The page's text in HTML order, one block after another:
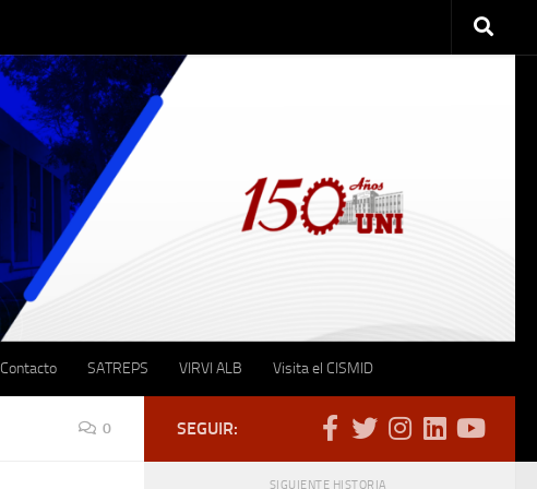
Contacto SATREPS VIRVI ALB Visita el CISMID
0 SEGUIR:
SIGUIENTE HISTORIA